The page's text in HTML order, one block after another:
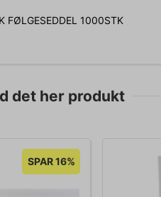
FØLGESEDDEL 1000STK
det her produkt
SPAR 16%